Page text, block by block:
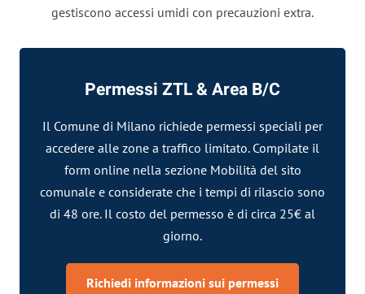
gestiscono accessi umidi con precauzioni extra.
Permessi ZTL & Area B/C
Il Comune di Milano richiede permessi speciali per
accedere alle zone a traffico limitato. Compilate il
form online nella sezione Mobilità del sito
comunale e considerate che i tempi di rilascio sono
di 48 ore. Il costo del permesso è di circa 25€ al
giorno.
Richiedi informazioni sui permessi